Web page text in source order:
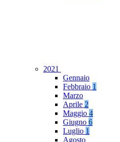
2021
Gennaio
Febbraio 1
Marzo
Aprile 2
Maggio 4
Giugno 6
Luglio 1
Agosto